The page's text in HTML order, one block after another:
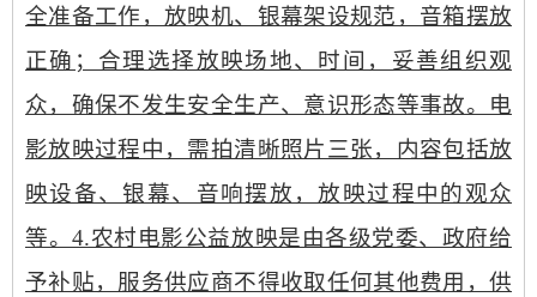
全准备工作，放映机、银幕架设规范，音箱摆放
正确；合理选择放映场地、时间，妥善组织观
众，确保不发生安全生产、意识形态等事故。电
影放映过程中，需拍清晰照片三张，内容包括放
映设备、银幕、音响摆放，放映过程中的观众
等。4.农村电影公益放映是由各级党委、政府给
予补贴，服务供应商不得收取任何其他费用，供